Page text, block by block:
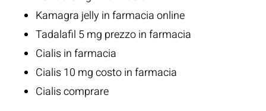
Kamagra jelly in farmacia online
Tadalafil 5 mg prezzo in farmacia
Cialis in farmacia
Cialis 10 mg costo in farmacia
Cialis comprare